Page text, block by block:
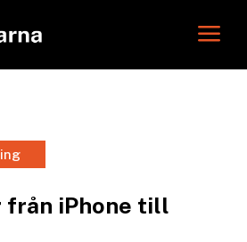
a
iPhone till